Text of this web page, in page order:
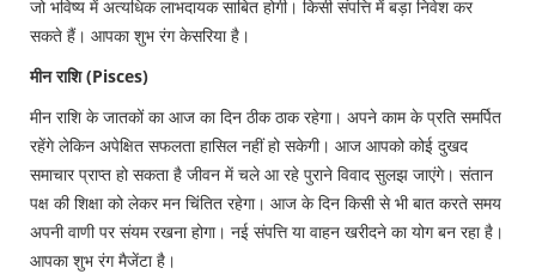
जो भविष्य में अत्यधिक लाभदायक साबित होगी। किसी संपत्ति में बड़ा निवेश कर
सकते हैं। आपका शुभ रंग केसरिया है।
मीन राशि (Pisces)
मीन राशि के जातकों का आज का दिन ठीक ठाक रहेगा। अपने काम के प्रति समर्पित
रहेंगे लेकिन अपेक्षित सफलता हासिल नहीं हो सकेगी। आज आपको कोई दुखद
समाचार प्राप्त हो सकता है जीवन में चले आ रहे पुराने विवाद सुलझ जाएंगे। संतान
पक्ष की शिक्षा को लेकर मन चिंतित रहेगा। आज के दिन किसी से भी बात करते समय
अपनी वाणी पर संयम रखना होगा। नई संपत्ति या वाहन खरीदने का योग बन रहा है।
आपका शुभ रंग मैजेंटा है।